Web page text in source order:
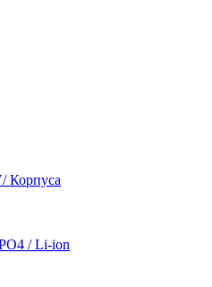
Корпуса
/ Li-ion